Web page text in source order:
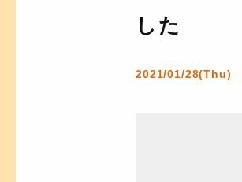
した
2021/01/28(Thu)